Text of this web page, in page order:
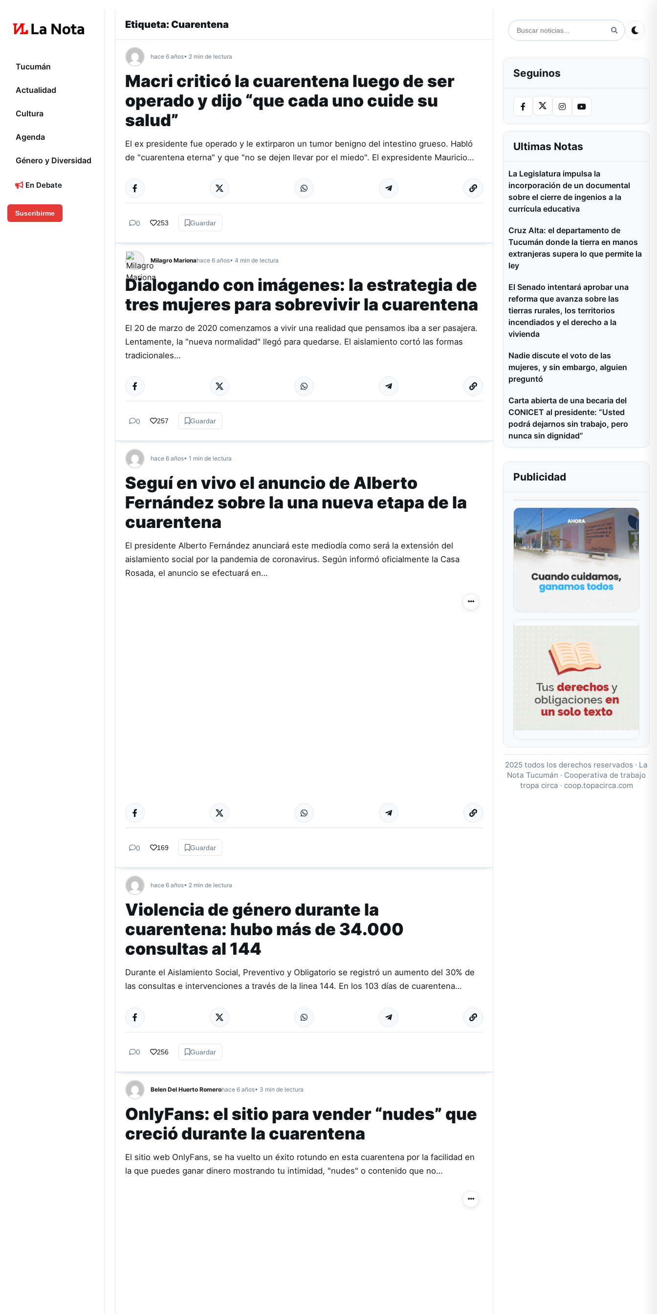
Tucumán
Actualidad
Cultura
Agenda
Género y Diversidad
En Debate
Suscribirme
Etiqueta: Cuarentena
hace 6 años• 2 min de lectura
Macri criticó la cuarentena luego de ser
operado y dijo “que cada uno cuide su
salud”
El ex presidente fue operado y le extirparon un tumor benigno del intestino grueso. Habló
de "cuarentena eterna" y que "no se dejen llevar por el miedo". El expresidente Mauricio…
0 253 Guardar
Milagro Marionahace 6 años• 4 min de lectura
Dialogando con imágenes: la estrategia de
tres mujeres para sobrevivir la cuarentena
El 20 de marzo de 2020 comenzamos a vivir una realidad que pensamos iba a ser pasajera.
Lentamente, la "nueva normalidad" llegó para quedarse. El aislamiento cortó las formas
tradicionales…
0 257 Guardar
hace 6 años• 1 min de lectura
Seguí en vivo el anuncio de Alberto
Fernández sobre la una nueva etapa de la
cuarentena
El presidente Alberto Fernández anunciará este mediodía como será la extensión del
aislamiento social por la pandemia de coronavirus. Según informó oficialmente la Casa
Rosada, el anuncio se efectuará en…
ACTUALIDAD
Más acciones
0 169 Guardar
hace 6 años• 2 min de lectura
Violencia de género durante la
cuarentena: hubo más de 34.000
consultas al 144
Durante el Aislamiento Social, Preventivo y Obligatorio se registró un aumento del 30% de
las consultas e intervenciones a través de la linea 144. En los 103 días de cuarentena…
0 256 Guardar
Belen Del Huerto Romerohace 6 años• 3 min de lectura
OnlyFans: el sitio para vender “nudes” que
creció durante la cuarentena
El sitio web OnlyFans, se ha vuelto un éxito rotundo en esta cuarentena por la facilidad en
la que puedes ganar dinero mostrando tu intimidad, "nudes" o contenido que no…
Más acciones
Seguinos
Ultimas Notas
La Legislatura impulsa la
incorporación de un documental
sobre el cierre de ingenios a la
currícula educativa
Cruz Alta: el departamento de
Tucumán donde la tierra en manos
extranjeras supera lo que permite la
ley
El Senado intentará aprobar una
reforma que avanza sobre las
tierras rurales, los territorios
incendiados y el derecho a la
vivienda
Nadie discute el voto de las
mujeres, y sin embargo, alguien
preguntó
Carta abierta de una becaria del
CONICET al presidente: “Usted
podrá dejarnos sin trabajo, pero
nunca sin dignidad”
Publicidad
2025 todos los derechos reservados · La
Nota Tucumán · Cooperativa de trabajo
tropa circa · coop.topacirca.com